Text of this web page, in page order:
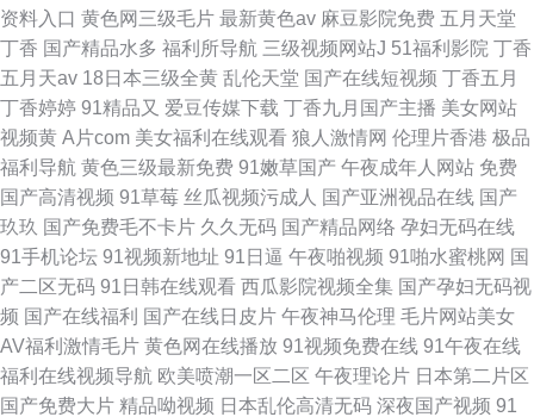
资料入口 黄色网三级毛片 最新黄色av 麻豆影院免费 五月天堂
丁香 国产精品水多 福利所导航 三级视频网站J 51福利影院 丁香
五月天av 18日本三级全黄 乱伦天堂 国产在线短视频 丁香五月
丁香婷婷 91精品又 爱豆传媒下载 丁香九月国产主播 美女网站
视频黄 A片com 美女福利在线观看 狼人激情网 伦理片香港 极品
福利导航 黄色三级最新免费 91嫩草国产 午夜成年人网站 免费
国产高清视频 91草莓 丝瓜视频污成人 国产亚洲视品在线 国产
玖玖 国产免费毛不卡片 久久无码 国产精品网络 孕妇无码在线
91手机论坛 91视频新地址 91日逼 午夜啪视频 91啪水蜜桃网 国
产二区无码 91日韩在线观看 西瓜影院视频全集 国产孕妇无码视
频 国产在线福利 国产在线日皮片 午夜神马伦理 毛片网站美女
AV福利激情毛片 黄色网在线播放 91视频免费在线 91午夜在线
福利在线视频导航 欧美喷潮一区二区 午夜理论片 日本第二片区
国产免费大片 精品呦视频 日本乱伦高清无码 深夜国产视频 91